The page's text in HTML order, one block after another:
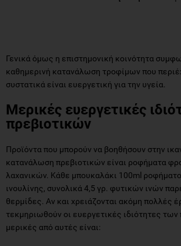
Γενικά όμως η επιστημονική κοινότητα
καθημερινή κατανάλωση τροφίμων που
συστατικά είναι ευεργετική για την υγεία.
Μερικές ευεργετικές
πρεβιοτικών
Προϊόντα που μπορούν να βοηθήσουν στην
κατανάλωση πρεβιοτικών είναι ροφήματα
λαχανικών. Κάθε μπουκαλάκι 100ml
ινουλίνης, συνολικά 4,5 γρ. φυτικών ινών
θερμίδες. Αν και χρειάζονται ακόμη πολλές
τεκμηριωθούν οι ευεργετικές ιδιότητες των
μερικές από αυτές είναι: